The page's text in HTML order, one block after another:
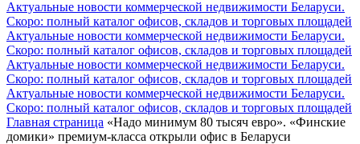
Актуальные новости коммерческой недвижимости Беларуси.
Скоро: полный каталог офисов, складов и торговых площадей
Актуальные новости коммерческой недвижимости Беларуси.
Скоро: полный каталог офисов, складов и торговых площадей
Актуальные новости коммерческой недвижимости Беларуси.
Скоро: полный каталог офисов, складов и торговых площадей
Актуальные новости коммерческой недвижимости Беларуси.
Скоро: полный каталог офисов, складов и торговых площадей
Главная страница «Надо минимум 80 тысяч евро». «Финские
домики» премиум-класса открыли офис в Беларуси